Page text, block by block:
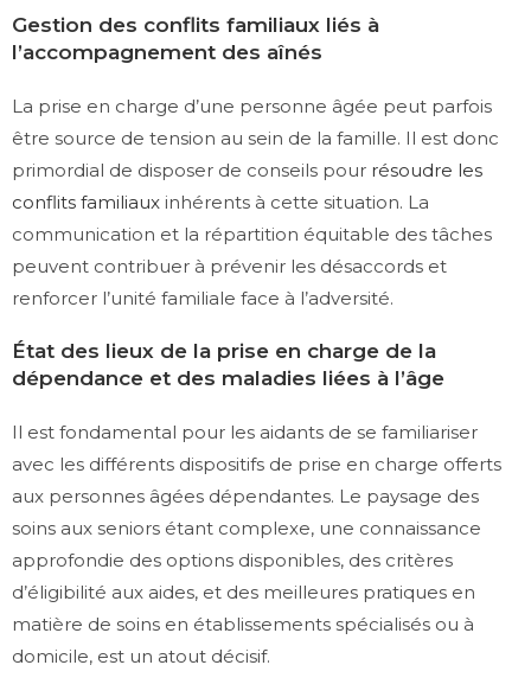
Gestion des conflits familiaux liés à
l’accompagnement des aînés
La prise en charge d’une personne âgée peut parfois
être source de tension au sein de la famille. Il est donc
primordial de disposer de conseils pour résoudre les
conflits familiaux inhérents à cette situation. La
communication et la répartition équitable des tâches
peuvent contribuer à prévenir les désaccords et
renforcer l’unité familiale face à l’adversité.
État des lieux de la prise en charge de la
dépendance et des maladies liées à l’âge
Il est fondamental pour les aidants de se familiariser
avec les différents dispositifs de prise en charge offerts
aux personnes âgées dépendantes. Le paysage des
soins aux seniors étant complexe, une connaissance
approfondie des options disponibles, des critères
d’éligibilité aux aides, et des meilleures pratiques en
matière de soins en établissements spécialisés ou à
domicile, est un atout décisif.